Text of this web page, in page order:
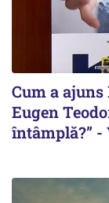
Cum a
Eugen
întâmplă?” -